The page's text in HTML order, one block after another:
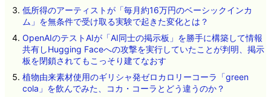
低所得のアーティストが「毎月約16万円のベーシックインカ
ム」を無条件で受け取る実験で起きた変化とは？
OpenAIのテストAIが「AI同士の掲示板」を勝手に構築して情報
共有しHugging Faceへの攻撃を実行していたことが判明、掲示
板を閉鎖されてもこっそり建てなおす
植物由来素材使用のギリシャ発ゼロカロリーコーラ「green
cola」を飲んでみた、コカ・コーラとどう違うのか？